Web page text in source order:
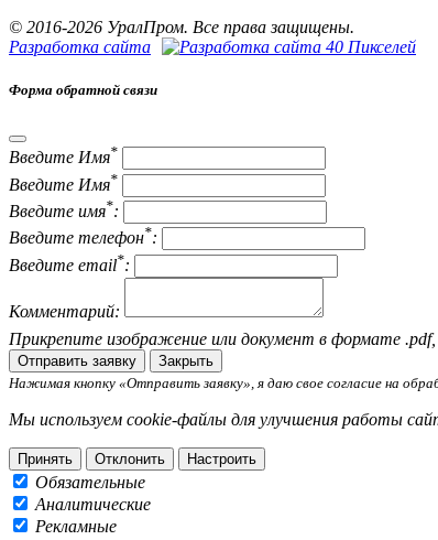
© 2016-2026 УралПром. Все права защищены.
Разработка сайта
Форма обратной связи
Введите Имя*
Введите Имя*
Введите имя*:
Введите телефон*:
Введите email*:
Комментарий:
Прикрепите изображение или документ в формате .pdf,
Отправить заявку
Закрыть
Нажимая кнопку «Отправить заявку», я даю свое согласие на
Мы используем cookie-файлы для улучшения работы
Принять Отклонить Настроить
Обязательные
Аналитические
Рекламные